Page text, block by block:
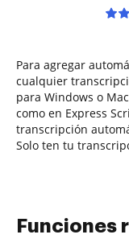
Para agregar
cualquier
para Windows o
como en Express
transcripción
Solo ten tu
Funciones